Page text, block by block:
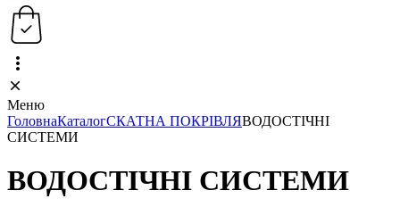
Меню
ГоловнаКаталогСКАТНА ПОКРІВЛЯВОДОСТІЧНІ
СИСТЕМИ
ВОДОСТІЧНІ СИСТЕМИ